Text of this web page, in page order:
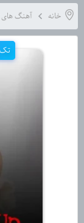
خانه آهنگ های
تک